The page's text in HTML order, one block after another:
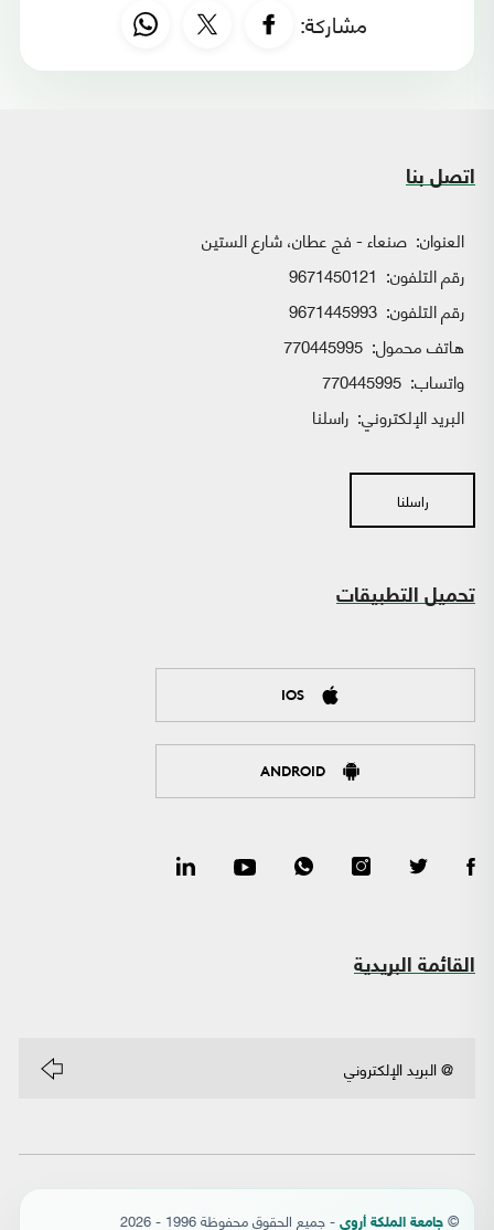
مشاركة:
اتصل بنا
العنوان: صنعاء - فج عطان، شارع الستين
رقم التلفون: 9671450121
رقم التلفون: 9671445993
هاتف محمول: 770445995
واتساب:
البريد الإلكتروني: راسلنا
راسلنا
تحميل التطبيقات
IOS
ANDROID
القائمة البريدية
© جامعة الملكة أروى - جميع الحقوق محفوظة 1996 - 2026